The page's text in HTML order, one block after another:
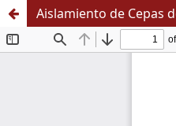
Aislamiento de Cepas